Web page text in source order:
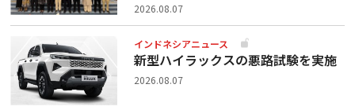
2026.08.07
インドネシアニュース
新型ハイラックスの悪路試験を実施
2026.08.07